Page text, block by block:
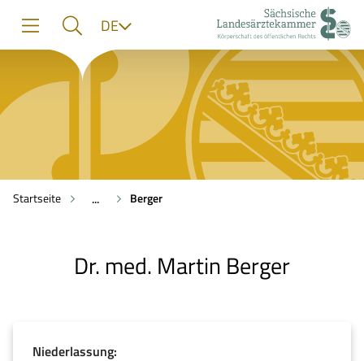
Navigation
Suche
Inhalt
DE
Startseite ... Berger
Dr. med. Martin Berger
Niederlassung: